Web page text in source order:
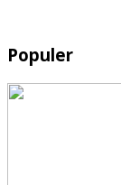
Populer